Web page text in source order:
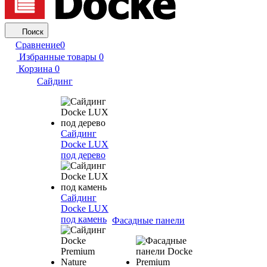
Поиск
Сравнение0
Избранные товары 0
Корзина 0
Сайдинг
Сайдинг
Docke LUX
под дерево
Сайдинг
Docke LUX
под камень Фасадные панели